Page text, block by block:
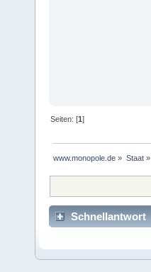
Seiten: [1]
www.monopole.de » Staat»
Schnellantwort